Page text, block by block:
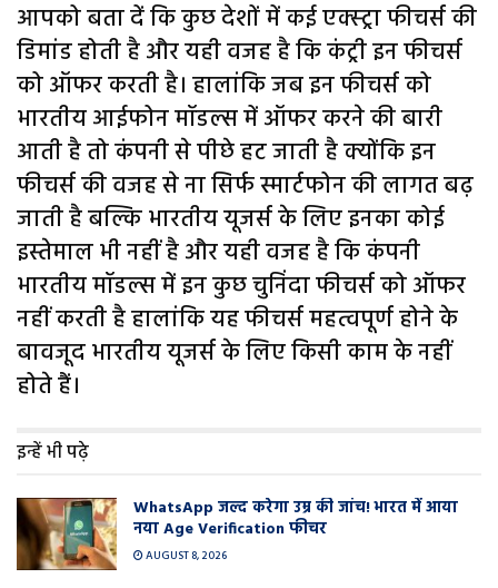
आपको बता दें कि कुछ देशों में कई एक्स्ट्रा फीचर्स की
डिमांड होती है और यही वजह है कि कंट्री इन फीचर्स
को ऑफर करती है। हालांकि जब इन फीचर्स को
भारतीय आईफोन मॉडल्स में ऑफर करने की बारी
आती है तो कंपनी से पीछे हट जाती है क्योंकि इन
फीचर्स की वजह से ना सिर्फ स्मार्टफोन की लागत बढ़
जाती है बल्कि भारतीय यूजर्स के लिए इनका कोई
इस्तेमाल भी नहीं है और यही वजह है कि कंपनी
भारतीय मॉडल्स में इन कुछ चुनिंदा फीचर्स को ऑफर
नहीं करती है हालांकि यह फीचर्स महत्वपूर्ण होने के
बावजूद भारतीय यूजर्स के लिए किसी काम के नहीं
होते हैं।
इन्हें भी पढ़े
WhatsApp जल्द करेगा उम्र की जांच! भारत में आया
नया Age Verification फीचर
AUGUST 8, 2026